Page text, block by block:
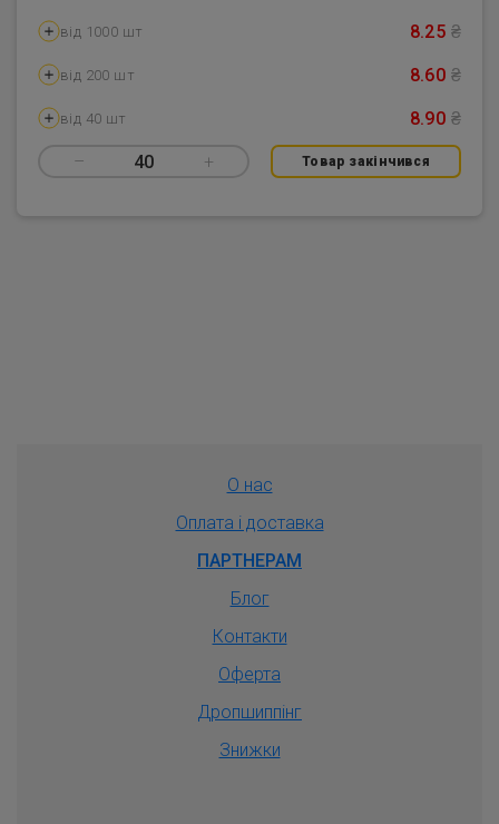
від 1000 шт 8.25 ₴
від 200 шт 8.60 ₴
від 40 шт 8.90 ₴
– 40 + Товар закінчився
О нас
Оплата і доставка
ПАРТНЕРАМ
Блог
Контакти
Оферта
Дропшиппiнг
Знижки